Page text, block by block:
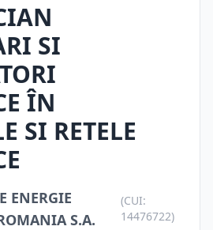
SI
ÎN
SI RETELE
ENERGIE
S.A.
(CUI:
14476722)